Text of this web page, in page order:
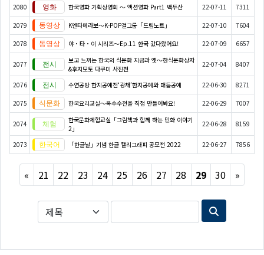
2080 한국영화 기획상영회 ～ 액션영화 Part1 백두산 22-07-11 7311
2079 K엔타메라보～K-POP걸그룹「드림노트」 22-07-10 7604
2078 야・타・이 시리즈〜Ep.11 한국 갔다왔어요! 22-07-09 6657
2077
보고 느끼는 한국의 식문화 지금과 옛～한식문화상자
&후지모토 다쿠미 사진전
22-07-04 8407
2076 수연공방 한지공예전‘광채’한지공예와 매듭공예 22-06-30 8271
2075 한국요리교실〜옥수수전을 직접 만들어봐요! 22-06-29 7007
2074
한국문화체험교실「그림책과 함께 하는 민화 이야기
2」
22-06-28 8159
2073 「한글날」기념 한글 캘리그래피 공모전 2022 22-06-27 7856
« Previous
21 22 23 24 25 26 27 28 29 30 »Next